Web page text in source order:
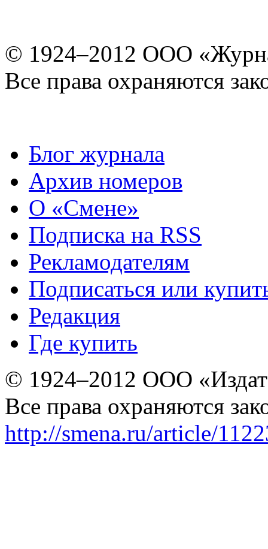
© 1924–2012 ООО
Все права охраняются
Блог журнала
Архив номеров
О «Смене»
Подписка на RSS
Рекламодателям
Подписаться или
Редакция
Где купить
© 1924–2012 ООО
Все права охраняются
http://smena.ru/article/